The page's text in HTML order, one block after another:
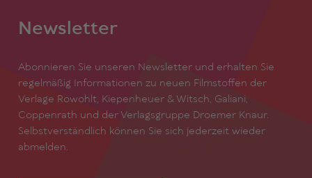
Newsletter
Abonnieren Sie unseren Newsletter und erhalten Sie
regelmäßig Informationen zu neuen Filmstoffen der
Verlage Rowohlt, Kiepenheuer & Witsch, Galiani,
Coppenrath und der Verlagsgruppe Droemer Knaur.
Selbstverständlich können Sie sich jederzeit wieder
abmelden.